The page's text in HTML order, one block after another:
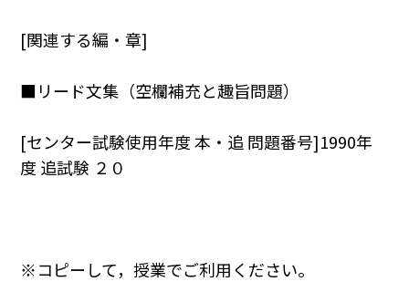
[関連する編・章]
■リード文集（空欄補充と趣旨問題）
[センター試験使用年度 本・追 問題番号]1990年
度 追試験 ２０
※コピーして，授業でご利用ください。